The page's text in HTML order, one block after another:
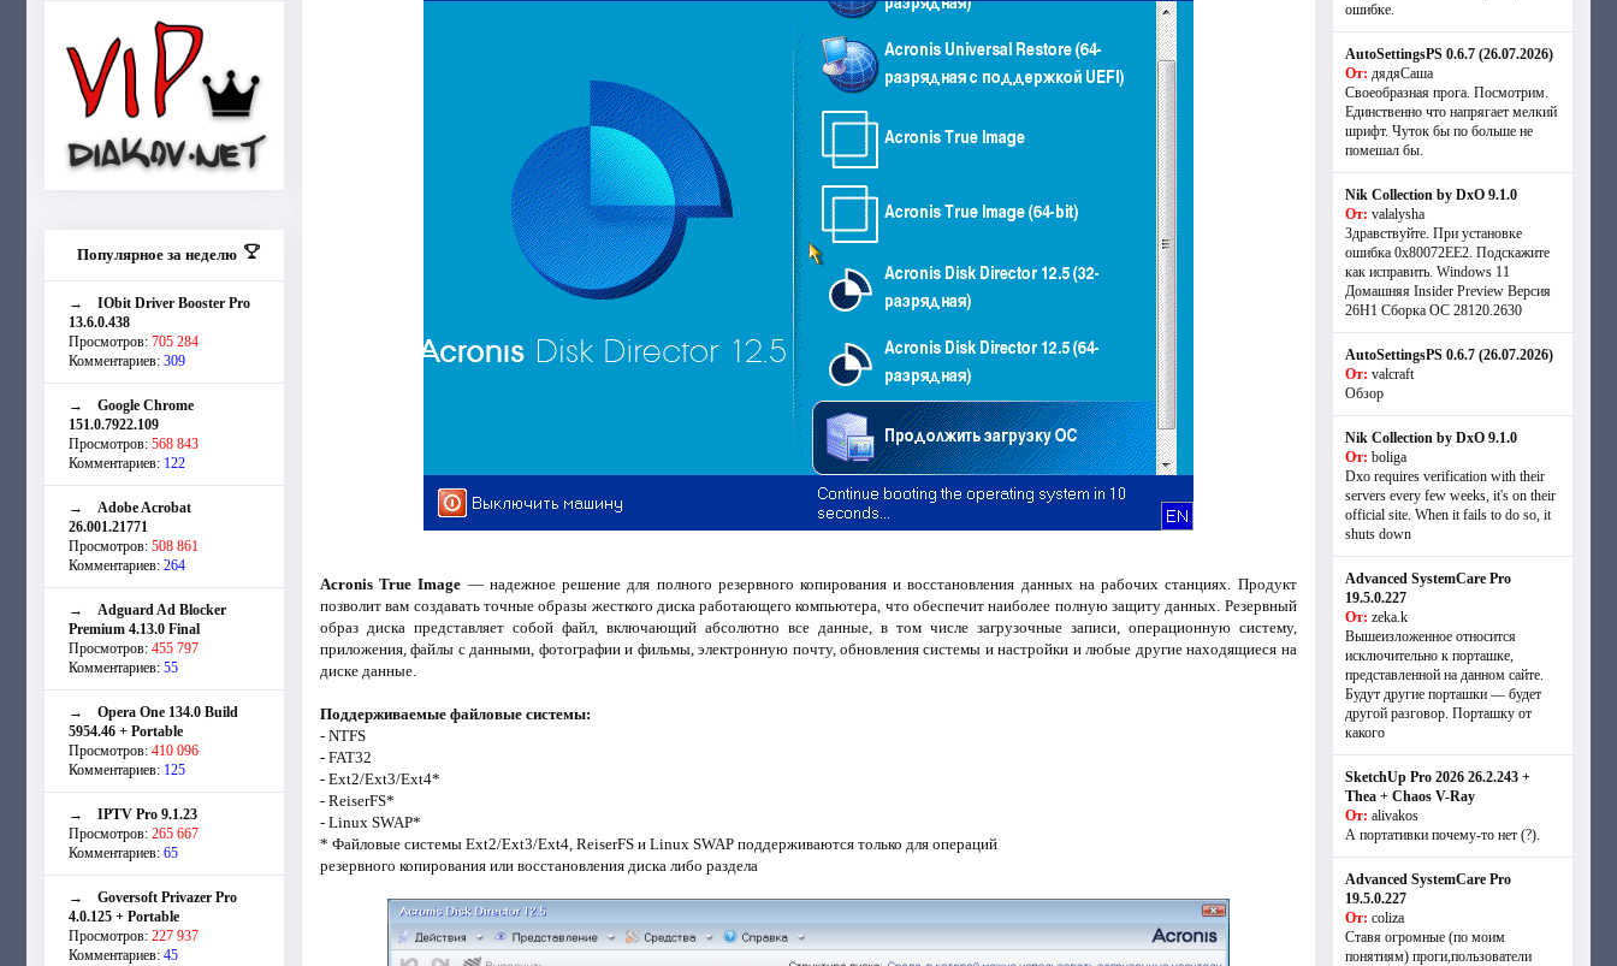
Популярное за неделю
→ IObit Driver Booster Pro
13.6.0.438
Просмотров: 705 284
Комментариев: 309
→ Google Chrome
151.0.7922.109
Просмотров: 568 843
Комментариев: 122
→ Adobe Acrobat
26.001.21771
Просмотров: 508 861
Комментариев: 264
→ Adguard Ad Blocker
Premium 4.13.0 Final
Просмотров: 455 797
Комментариев: 55
→ Opera One 134.0 Build
5954.46 + Portable
Просмотров: 410 096
Комментариев: 125
→ IPTV Pro 9.1.23
Просмотров: 265 667
Комментариев: 65
→ Goversoft Privazer Pro
4.0.125 + Portable
Просмотров: 227 937
Комментариев: 45
Acronis True Image — надежное решение для полного резервного копирования и восстановления данных на рабочих станциях. Продукт
позволит вам создавать точные образы жесткого диска работающего компьютера, что обеспечит наиболее полную защиту данных. Резервный
образ диска представляет собой файл, включающий абсолютно все данные, в том числе загрузочные записи, операционную систему,
приложения, файлы с данными, фотографии и фильмы, электронную почту, обновления системы и настройки и любые другие находящиеся на
диске данные.
Поддерживаемые файловые системы:
- NTFS
- FAT32
- Ext2/Ext3/Ext4*
- ReiserFS*
- Linux SWAP*
* Файловые системы Ext2/Ext3/Ext4, ReiserFS и Linux SWAP поддерживаются только для операций
резервного копирования или восстановления диска либо раздела
ошибке.
AutoSettingsPS 0.6.7 (26.07.2026)
От: дядяСаша
Своеобразная прога. Посмотрим.
Единственно что напрягает мелкий
шрифт. Чуток бы по больше не
помешал бы.
Nik Collection by DxO 9.1.0
От: valalysha
Здравствуйте. При установке
ошибка 0х80072EE2. Подскажите
как исправить. Windows 11
Домашняя Insider Preview Версия
26H1 Сборка ОС 28120.2630
AutoSettingsPS 0.6.7 (26.07.2026)
От: valcraft
Обзор
Nik Collection by DxO 9.1.0
От: boliga
Dxo requires verification with their
servers every few weeks, it's on their
official site. When it fails to do so, it
shuts down
Advanced SystemCare Pro
19.5.0.227
От: zeka.k
Вышеизложенное относится
исключительно к порташке,
представленной на данном сайте.
Будут другие порташки — будет
другой разговор. Порташку от
какого
SketchUp Pro 2026 26.2.243 +
Thea + Chaos V-Ray
От: alivakos
А портативки почему-то нет (?).
Advanced SystemCare Pro
19.5.0.227
От: coliza
Ставя огромные (по моим
понятиям) проги,пользователи